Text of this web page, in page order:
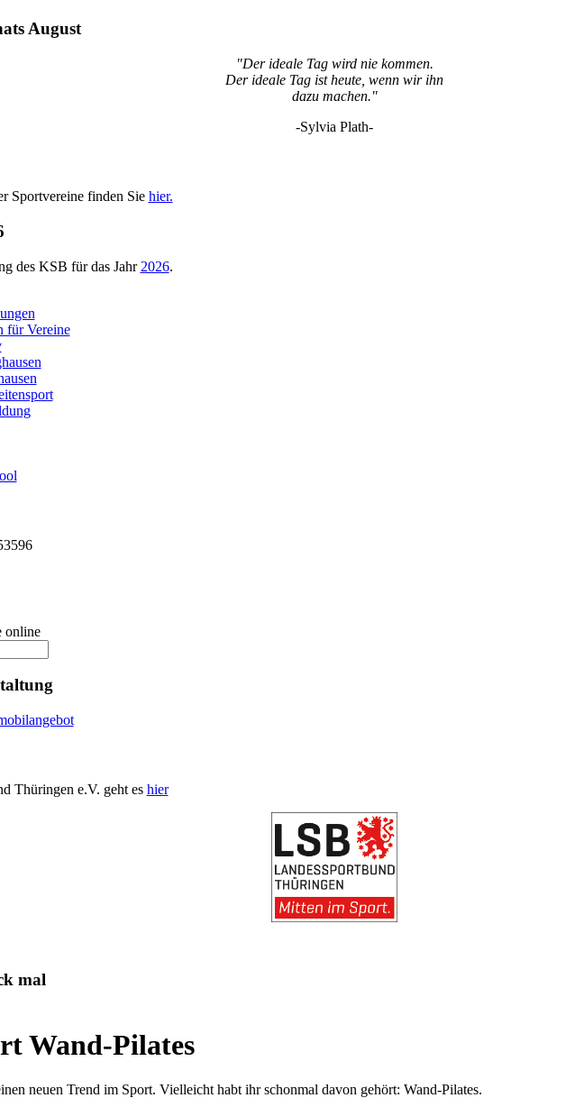
August
"Der ideale Tag wird nie kommen.
Der ideale Tag ist heute, wenn wir ihn
dazu machen."
-Sylvia Plath-
Sportvereine finden Sie hier.
des KSB für das Jahr 2026.
für Vereine
online
Thüringen e.V. geht es hier
mal
Wand-Pilates
neuen Trend im Sport. Vielleicht habt ihr schonmal davon gehört: Wand-Pilates.